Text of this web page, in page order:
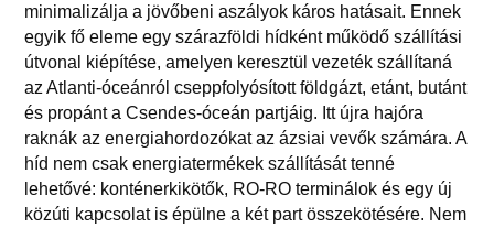
minimalizálja a jövőbeni aszályok káros hatásait. Ennek
egyik fő eleme egy szárazföldi hídként működő szállítási
útvonal kiépítése, amelyen keresztül vezeték szállítaná
az Atlanti-óceánról cseppfolyósított földgázt, etánt, butánt
és propánt a Csendes-óceán partjáig. Itt újra hajóra
raknák az energiahordozókat az ázsiai vevők számára. A
híd nem csak energiatermékek szállítását tenné
lehetővé: konténerkikötők, RO-RO terminálok és egy új
közúti kapcsolat is épülne a két part összekötésére. Nem